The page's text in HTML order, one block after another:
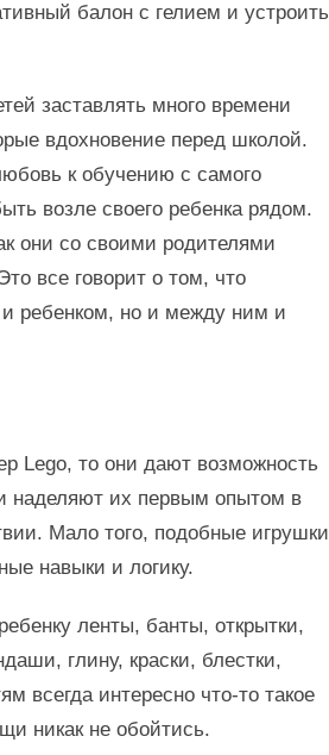
балон с гелием и устроить
заставлять много времени
вдохновение перед школой.
к обучению с самого
возле своего ребенка рядом.
они со своими родителями
все говорит о том, что
и ребенком, но и между ним и
Lego, то они дают возможность
наделяют их первым опытом в
Мало того, подобные игрушки
навыки и логику.
ленты, банты, открытки,
глину, краски, блестки,
всегда интересно что-то такое
никак не обойтись.